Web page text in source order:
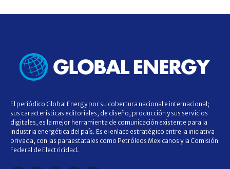
El periódico Global Energy por su cobertura nacional e internacional;
sus características editoriales, de diseño, producción y sus servicios
digitales, es la mejor herramienta de comunicación existente para la
industria energética del país. Es el enlace estratégico entre la iniciativa
privada, con las paraestatales como Petróleos Mexicanos y la Comisión
Federal de Electricidad.